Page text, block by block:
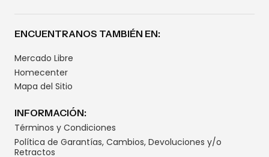
ENCUENTRANOS TAMBIÉN EN:
Mercado Libre
Homecenter
Mapa del Sitio
INFORMACIÓN:
Términos y Condiciones
Política de Garantías, Cambios, Devoluciones y/o
Retractos